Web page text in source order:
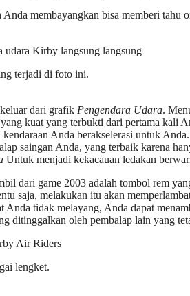
Anda membayangkan bisa memberi
terjadi di foto ini.
dari grafik Pengendara Udara.
kuat yang terbukti dari pertama kali
Anda berakselerasi untuk
saingan Anda, yang terbaik karena
Untuk menjadi kekacauan ledakan
dari game 2003 adalah tombol rem
saja, melakukan itu akan
Anda tidak melayang, Anda dapat
ditinggalkan oleh pembalap lain yang
lengket.